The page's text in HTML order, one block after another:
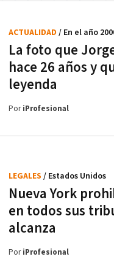
La foto que
hace 26 años y
leyenda
ACTUALIDAD / En el año
PoriProfesional
Nueva York
en todos sus
alcanza
LEGALES / Estados Unidos
PoriProfesional